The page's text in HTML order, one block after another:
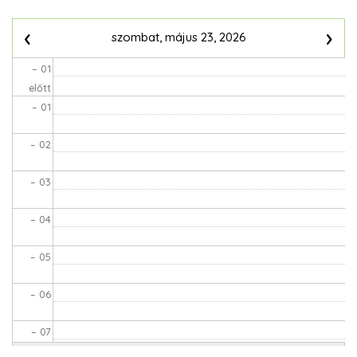
Oldalszámozás
‹ szombat, május 23, 2026 ›
– 01
előtt
– 01
– 02
– 03
– 04
– 05
– 06
– 07